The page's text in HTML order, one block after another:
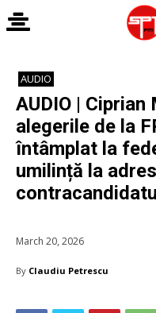
AUDIO
AUDIO |
alegerile de la
întâmplat la
umilință la
March 20, 2026
By Claudiu Petrescu